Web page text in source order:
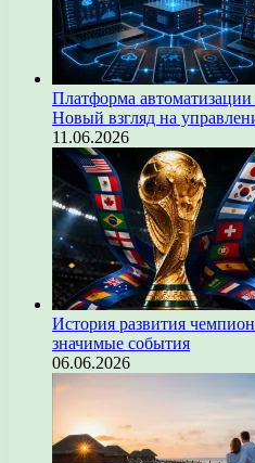
Платформа
Новый взгляд на
11.06.2026
История развития
значимые события
06.06.2026